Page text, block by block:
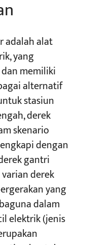
adalah alat
yang
memiliki
alternatif
stasiun
derek
skenario
dengan
gantri
derek
yang
dalam
elektrik (jenis